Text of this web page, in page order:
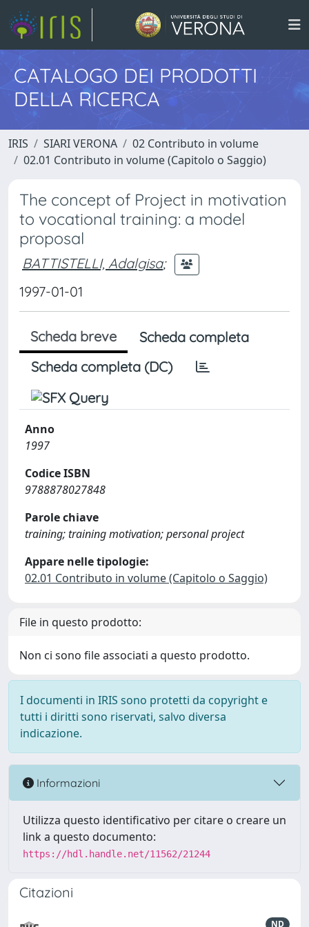
CATALOGO DEI PRODOTTI
DELLA RICERCA
IRIS SIARI VERONA
02 Contributo in volume
02.01 Contributo in volume (Capitolo o Saggio)
The concept of Project in motivation
to vocational training: a model
proposal
BATTISTELLI, Adalgisa;
1997-01-01
Scheda breve
Scheda completa
Scheda completa (DC)
Anno
1997
Codice ISBN
9788878027848
Parole chiave
training; training motivation; personal project
Appare nelle tipologie:
02.01 Contributo in volume (Capitolo o Saggio)
File in questo prodotto:
Non ci sono file associati a questo prodotto.
I documenti in IRIS sono protetti da copyright e
tutti i diritti sono riservati, salvo diversa
indicazione.
Informazioni
Utilizza questo identificativo per citare o creare un
link a questo documento:
https://hdl.handle.net/11562/21244
Citazioni
ND